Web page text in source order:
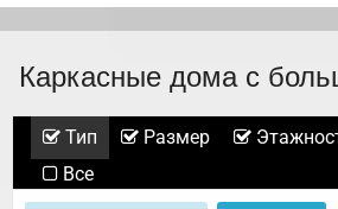
Каркасные дома с
Тип Размер
Все